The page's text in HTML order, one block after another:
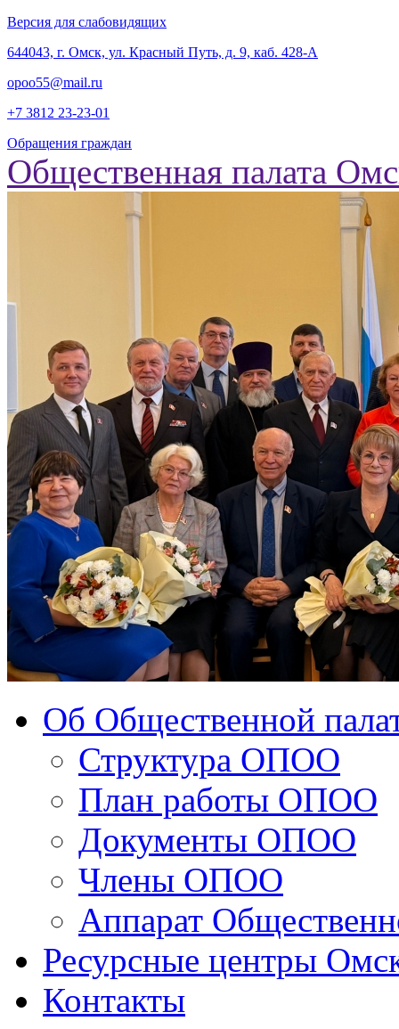
Версия для слабовидящих
‎644043, г. Омск, ул. Красный Путь, д. 9, каб. 428-А
opoo55@mail.ru
+7 3812 23-23-01
Обращения граждан
Общественная палата
Об Общественной
Структура ОПОО
План работы ОПОО
Документы ОПОО
Члены ОПОО
Аппарат
Ресурсные центры
Контакты